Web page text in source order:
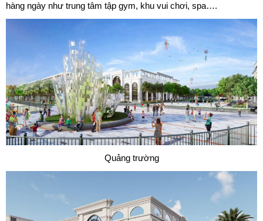
hàng ngày như trung tâm tập gym, khu vui chơi, spa….
Quảng trường